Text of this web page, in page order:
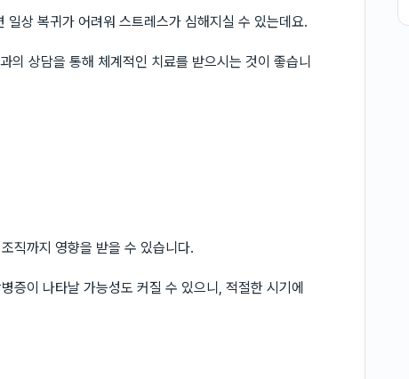
상 복귀가 어려워 스트레스가 심해지실 수 있는데요.
의 상담을 통해 체계적인 치료를 받으시는 것이 좋습니
직까지 영향을 받을 수 있습니다.
증이 나타날 가능성도 커질 수 있으니, 적절한 시기에